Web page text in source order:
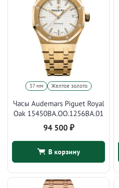
37 мм Желтое золото
Часы Audemars Piguet Royal
Oak 15450BA.OO.1256BA.01
94 500 ₽
В корзину